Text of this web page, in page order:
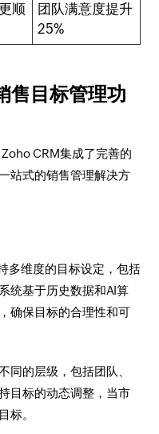
顺
团队满意度提升
25%
售目标管理功
CRM集成了完善的
站式的销售管理解决方
多维度的目标设定，包括
统基于历史数据和AI算
确保目标的合理性和可
同的层级，包括团队、
目标的动态调整，当市
标。